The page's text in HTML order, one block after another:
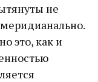
не
это, как и